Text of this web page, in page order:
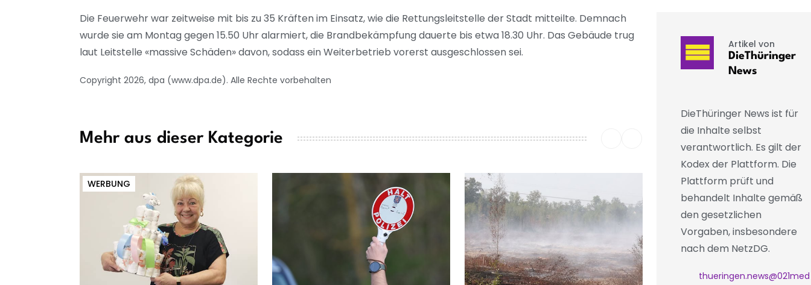
Die Feuerwehr war zeitweise mit bis zu 35 Kräften im Einsatz, wie die Rettungsleitstelle der Stadt mitteilte. Demnach
wurde sie am Montag gegen 15.50 Uhr alarmiert, die Brandbekämpfung dauerte bis etwa 18.30 Uhr. Das Gebäude trug
laut Leitstelle «massive Schäden» davon, sodass ein Weiterbetrieb vorerst ausgeschlossen sei.
Copyright 2026, dpa (www.dpa.de). Alle Rechte vorbehalten
Mehr aus dieser Kategorie
WERBUNG
Artikel von
DieThüringer
News
DieThüringer News ist für
die Inhalte selbst
verantwortlich. Es gilt der
Kodex der Plattform. Die
Plattform prüft und
behandelt Inhalte gemäß
den gesetzlichen
Vorgaben, insbesondere
nach dem NetzDG.
thueringen.news@021med